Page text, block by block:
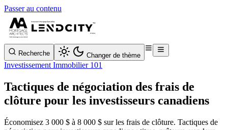
Passer au contenu
Recherche Changer de thème
Investissement Immobilier 101
Tactiques de négociation des frais de
clôture pour les investisseurs canadiens
Économisez 3 000 $ à 8 000 $ sur les frais de clôture. Tactiques de